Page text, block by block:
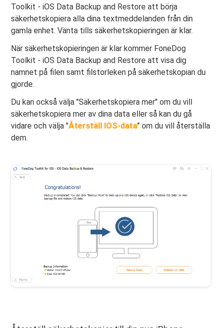
Toolkit - iOS Data Backup and Restore att börja
säkerhetskopiera alla dina textmeddelanden från din
gamla enhet. Vänta tills säkerhetskopieringen är klar.
När säkerhetskopieringen är klar kommer FoneDog
Toolkit - iOS Data Backup and Restore att visa dig
namnet på filen samt filstorleken på säkerhetskopian du
gjorde.
Du kan också välja "Säkerhetskopiera mer" om du vill
säkerhetskopiera mer av dina data eller så kan du gå
vidare och välja "Återställ IOS-data" om du vill återställa
dem.